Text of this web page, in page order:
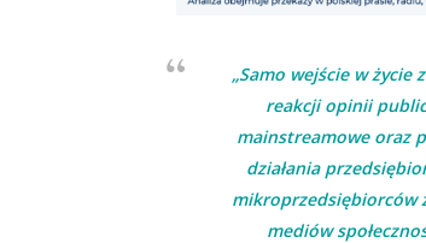
„Samo wejście w życie
reakcji opinii
mainstreamowe oraz
działania
mikroprzedsiębiorców
mediów